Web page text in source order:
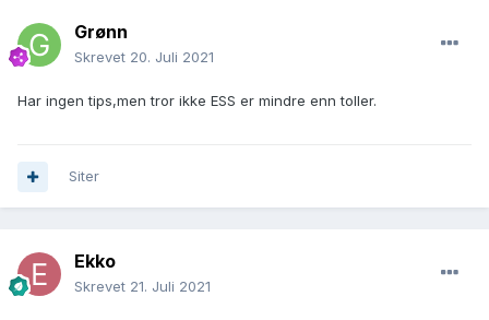
Grønn
Skrevet 20. Juli 2021
Har ingen tips,men tror ikke ESS er mindre enn toller.
Siter
Ekko
Skrevet 21. Juli 2021